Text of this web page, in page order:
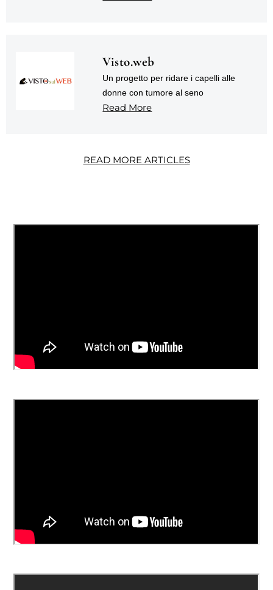
Visto.web
Un progetto per ridare i capelli alle
donne con tumore al seno
Read More
READ MORE ARTICLES